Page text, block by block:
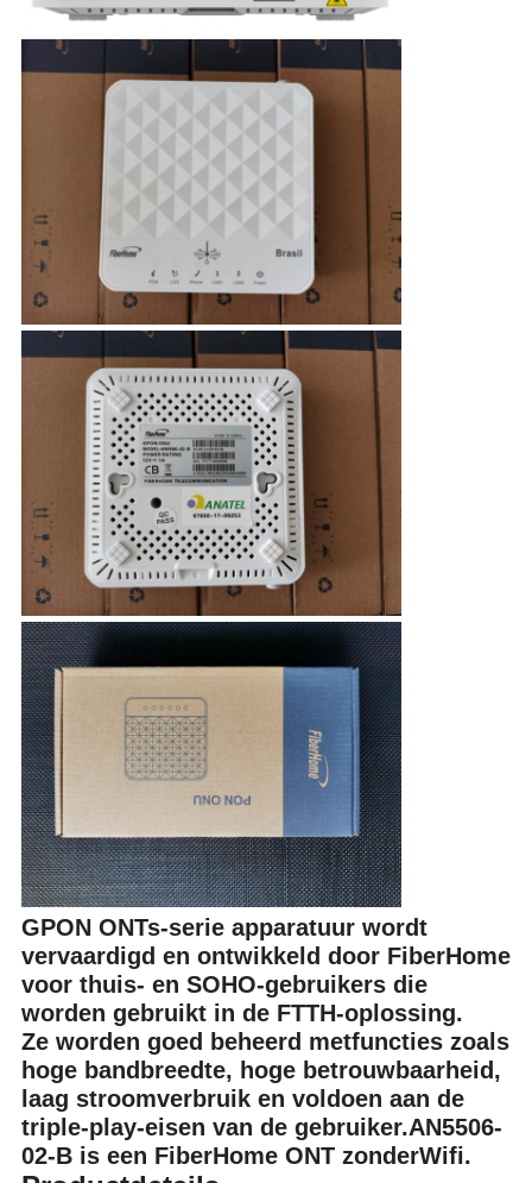
GPON ONTs-serie apparatuur wordt
vervaardigd en ontwikkeld door FiberHome
voor thuis- en SOHO-gebruikers die
worden gebruikt in de FTTH-oplossing.
Ze worden goed beheerd metfuncties zoals
hoge bandbreedte, hoge betrouwbaarheid,
laag stroomverbruik en voldoen aan de
triple-play-eisen van de gebruiker.AN5506-
02-B is een FiberHome ONT zonderWifi.